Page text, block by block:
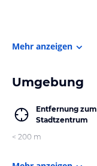
Mehr anzeigen
Umgebung
Entfernung zum
Stadtzentrum
< 200 m